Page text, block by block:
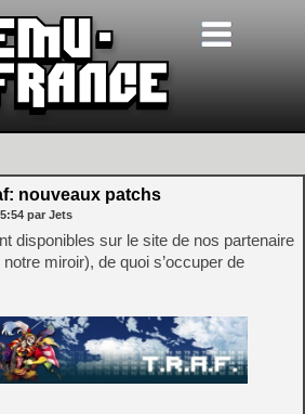
nouveaux patchs
par Jets
disponibles sur le site de nos partenaire
miroir), de quoi s’occuper de